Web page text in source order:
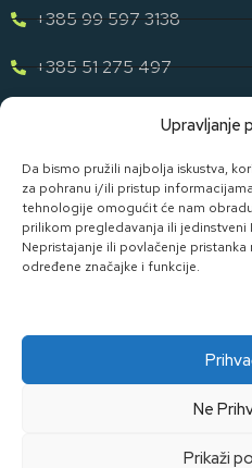
Upravljanje
Da bismo pružili najbolja iskustva,
za pohranu i/ili pristup
tehnologije omogućit će nam
prilikom pregledavanja ili jedinstveni
Nepristajanje ili povlačenje
određene značajke i funkcije.
Ne
Prikaži
+385 99 597 3138
+385 51 275 497
eugen.dih@gmail.com
Naša Ponuda
Otkrijte cijelu našu ponudu u
H.